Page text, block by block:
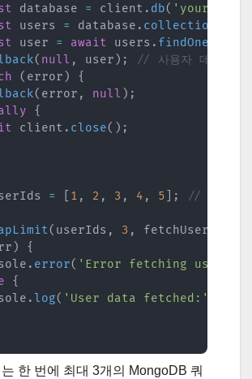
database = client . db(
users = database . collection
user = await users . findOne
( null , user ) ;
// 사용자 데이터
( error )
{
( error , null ) ;
{
client . close( ) ;
= 1 , 2 , 3 , 4 , 5 ; // 예시 사
( userIds , 3 , fetchUserData
)
{
. error( 'Error fetching user
{
.log( 'User data fetched:'
한 번에 최대 3개의 MongoDB 쿼